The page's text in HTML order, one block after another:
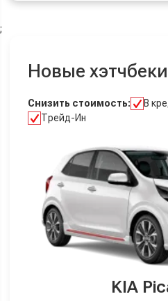
;
Новые
Снизить стоимость: В
Трейд-Ин
KIA